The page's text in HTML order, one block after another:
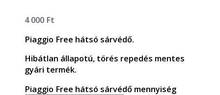
4 000 Ft
Piaggio Free hátsó sárvédő.
Hibátlan állapotú, törés repedés mentes
gyári termék.
Piaggio Free hátsó sárvédő mennyiség